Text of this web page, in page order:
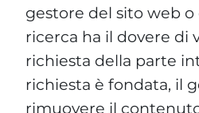
gestore del sito web
ricerca ha il dovere di
richiesta della parte
richiesta è fondata, il
rimuovere il